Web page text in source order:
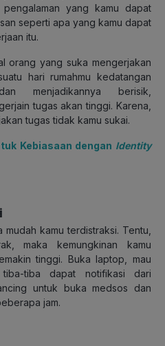
yang kamu dapat
seperti apa yang kamu dapat
itu.
orang yang suka mengerjakan
hari rumahmu kedatangan
menjadikannya berisik,
tugas akan tinggi. Karena,
tugas tidak kamu sukai.
Kebiasaan dengan Identity
kamu terdistraksi. Tentu,
maka kemungkinan kamu
tinggi. Buka laptop, mau
tiba dapat notifikasi dari
untuk buka medsos dan
jam.